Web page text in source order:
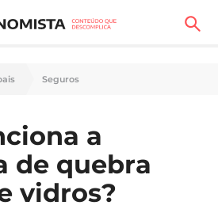
Seguros
a
de quebra
vidros?